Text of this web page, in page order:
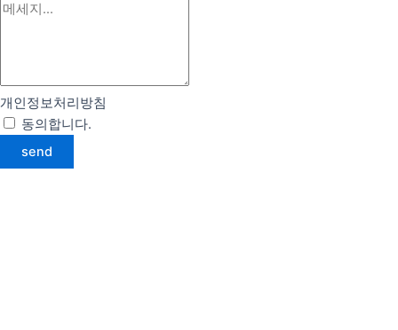
개인정보처리방침
동의합니다.
send